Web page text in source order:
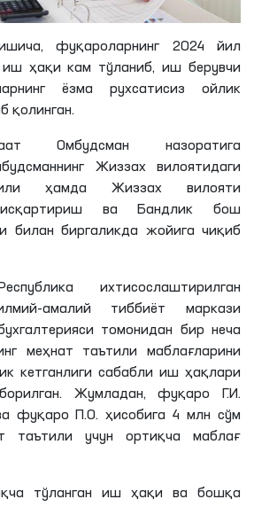
фуқароларнинг 2024 йил
ҳақи кам тўланиб, иш берувчи
ёзма рухсатисиз ойлик
қолинган.
Омбудсман назоратига
Жиззах вилоятидаги
ҳамда Жиззах вилояти
ва Бандлик бош
билан биргаликда жойига чиқиб
ихтисослаштирилган
амалий тиббиёт маркази
томонидан бир неча
меҳнат таътили маблағларини
кетганлиги сабабли иш ҳақлари
Жумладан, фуқаро Г.И.
фуқаро П.О. ҳисобига 4 млн сўм
таътили учун ортиқча маблағ
тўланган иш ҳақи ва бошқа